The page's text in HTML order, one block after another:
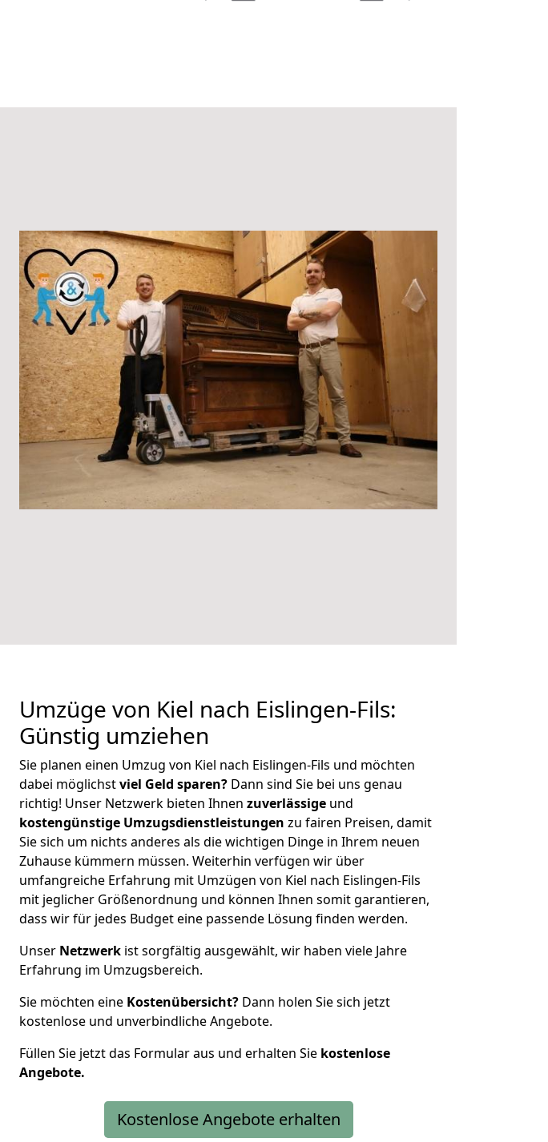
Umzüge von Kiel nach Eislingen-Fils:
Günstig umziehen
Sie planen einen Umzug von Kiel nach Eislingen-Fils und möchten
dabei möglichstviel Geld sparen? Dann sind Sie bei uns genau
richtig! Unser Netzwerk bieten Ihnen zuverlässige und
kostengünstige Umzugsdienstleistungen zu fairen Preisen, damit
Sie sich um nichts anderes als die wichtigen Dinge in Ihrem neuen
Zuhause kümmern müssen. Weiterhin verfügen wir über
umfangreiche Erfahrung mit Umzügen von Kiel nach Eislingen-Fils
mit jeglicher Größenordnung und können Ihnen somit garantieren,
dass wir für jedes Budget eine passende Lösung finden werden.
Unser Netzwerk ist sorgfältig ausgewählt, wir haben viele Jahre
Erfahrung im Umzugsbereich.
Sie möchten eine Kostenübersicht? Dann holen Sie sich jetzt
kostenlose und unverbindliche Angebote.
Füllen Sie jetzt das Formular aus und erhalten Sie kostenlose
Angebote.
Kostenlose Angebote erhalten